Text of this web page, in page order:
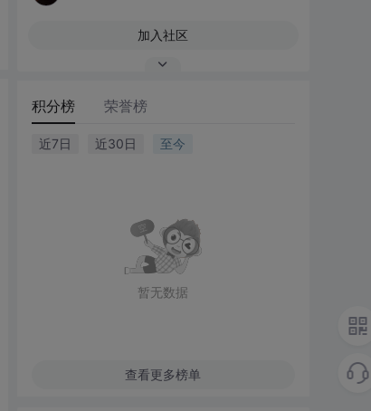
加入社区
积分榜 荣誉榜
近7日 近30日 至今
暂无数据
查看更多榜单